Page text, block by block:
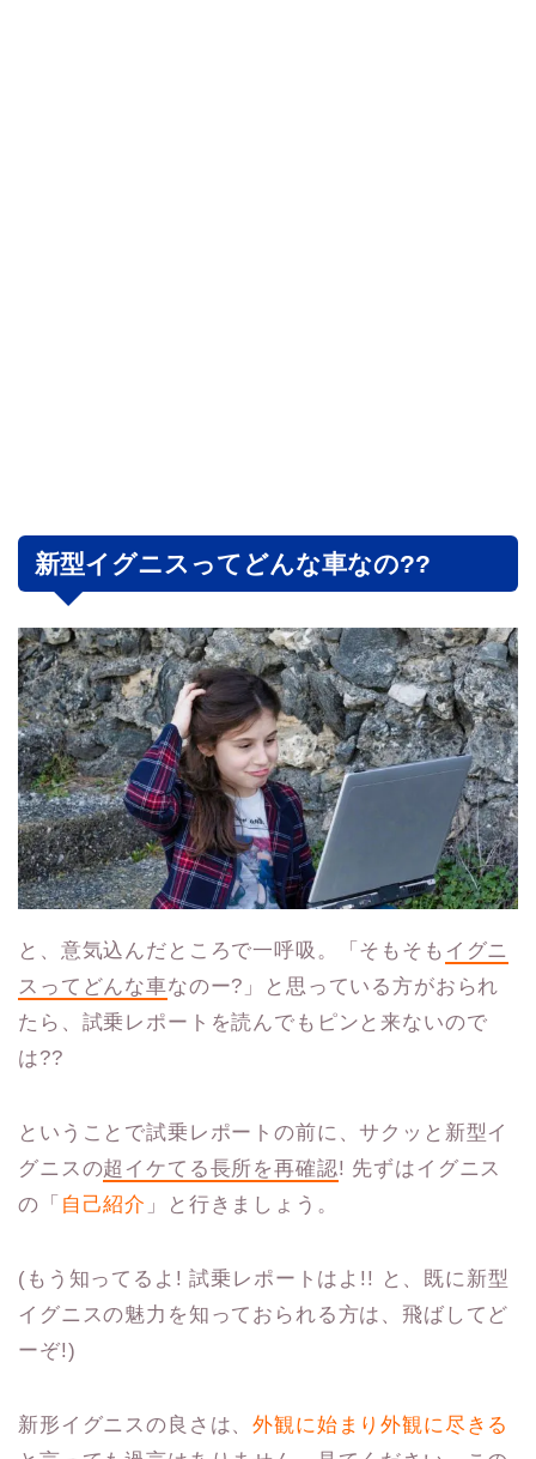
新型イグニスってどんな車なの??
と、意気込んだところで一呼吸。「そもそも イグニ
スってどんな車なのー?」と思っている方がおられ
たら、試乗レポートを読んでもピンと来ないので
は??
ということで試乗レポートの前に、サクッと新型イ
グニスの超イケてる長所を再確認! 先ずはイグニス
の「 自己紹介 」と行きましょう。
(もう知ってるよ! 試乗レポートはよ!! と、既に新型
イグニスの魅力を知っておられる方は、飛ばしてど
ーぞ!)
新形イグニスの良さは、外観に始まり外観に尽きる